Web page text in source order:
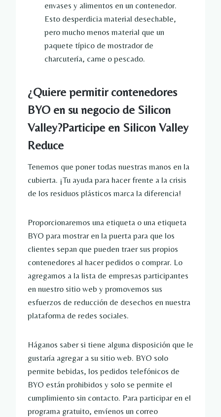
envases y alimentos en un contenedor.
Esto desperdicia material desechable,
pero mucho menos material que un
paquete típico de mostrador de
charcutería, carne o pescado.
¿Quiere permitir contenedores
BYO en su negocio de Silicon
Valley?Participe en Silicon Valley
Reduce
Tenemos que poner todas nuestras manos en la
cubierta. ¡Tu ayuda para hacer frente a la crisis
de los residuos plásticos marca la diferencia!
Proporcionaremos una etiqueta o una etiqueta
BYO para mostrar en la puerta para que los
clientes sepan que pueden traer sus propios
contenedores al hacer pedidos o comprar. Lo
agregamos a la lista de empresas participantes
en nuestro sitio web y promovemos sus
esfuerzos de reducción de desechos en nuestra
plataforma de redes sociales.
Háganos saber si tiene alguna disposición que le
gustaría agregar a su sitio web. BYO solo
permite bebidas, los pedidos telefónicos de
BYO están prohibidos y solo se permite el
cumplimiento sin contacto. Para participar en el
programa gratuito, envíenos un correo